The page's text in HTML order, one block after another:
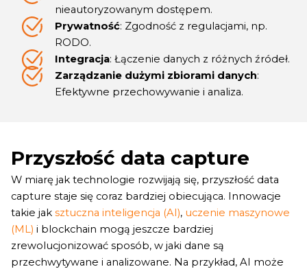
nieautoryzowanym dostępem.
Prywatność: Zgodność z regulacjami, np.
RODO.
Integracja: Łączenie danych z różnych źródeł.
Zarządzanie dużymi zbiorami danych:
Efektywne przechowywanie i analiza.
Przyszłość data capture
W miarę jak technologie rozwijają się, przyszłość data
capture staje się coraz bardziej obiecująca. Innowacje
takie jak sztuczna inteligencja (AI), uczenie maszynowe
(ML) i blockchain mogą jeszcze bardziej
zrewolucjonizować sposób, w jaki dane są
przechwytywane i analizowane. Na przykład, AI może